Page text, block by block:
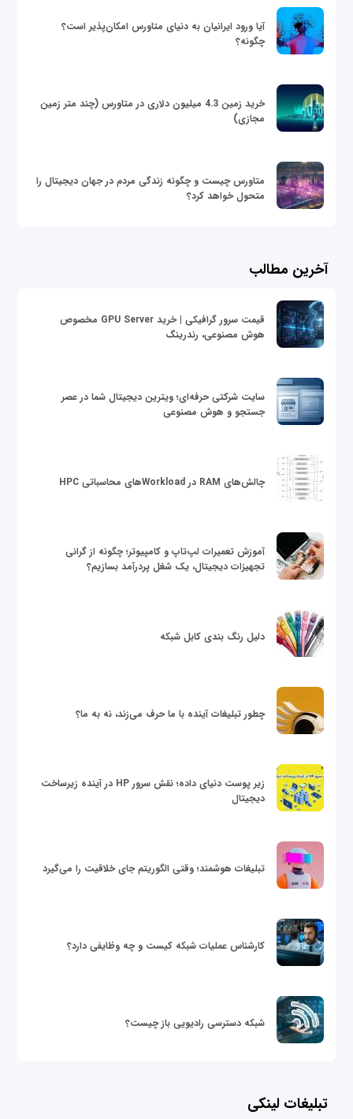
آیا ورود ایرانیان به دنیای متاورس امکان‌پذیر است؟
چگونه؟
خرید زمین 4.3 میلیون دلاری در متاورس (چند متر زمین
مجازی)
متاورس چیست و چگونه زندگی مردم در جهان دیجیتال را
متحول خواهد کرد؟
آخرین مطالب
قیمت سرور گرافیکی | خرید GPU Server مخصوص
هوش مصنوعی، رندرینگ
سایت شرکتی حرفه‌ای؛ ویترین دیجیتال شما در عصر
جستجو و هوش مصنوعی
چالش‌های RAM در Workloadهای محاسباتی HPC
آموزش تعمیرات لپ‌تاپ و کامپیوتر؛ چگونه از گرانی
تجهیزات دیجیتال، یک شغل پردرآمد بسازیم؟
دلیل رنگ بندی کابل شبکه
چطور تبلیغات آینده با ما حرف می‌زند، نه به ما؟
زیر پوست دنیای داده؛ نقش سرور HP در آینده زیرساخت
دیجیتال
تبلیغات هوشمند؛ وقتی الگوریتم جای خلاقیت را می‌گیرد
کارشناس عملیات شبکه کیست و چه وظایفی دارد؟
شبکه دسترسی رادیویی باز چیست؟
تبلیغات لینکی